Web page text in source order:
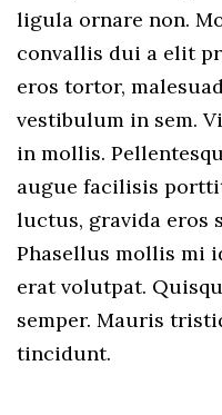
ligula ornare non.
convallis dui a elit
eros tortor,
vestibulum in sem.
in mollis.
augue facilisis
luctus, gravida eros
Phasellus mollis mi
erat volutpat.
semper. Mauris
tincidunt.